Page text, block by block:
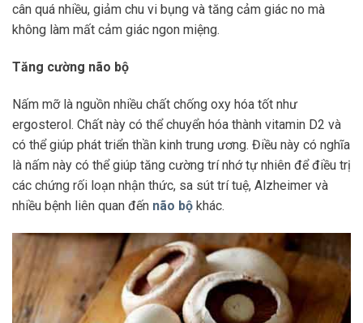
cân quá nhiều, giảm chu vi bụng và tăng cảm giác no mà
không làm mất cảm giác ngon miệng.
Tăng cường não bộ
Nấm mỡ là nguồn nhiều chất chống oxy hóa tốt như
ergosterol. Chất này có thể chuyển hóa thành vitamin D2 và
có thể giúp phát triển thần kinh trung ương. Điều này có nghĩa
là nấm này có thể giúp tăng cường trí nhớ tự nhiên để điều trị
các chứng rối loạn nhận thức, sa sút trí tuệ, Alzheimer và
nhiều bệnh liên quan đến não bộ khác.